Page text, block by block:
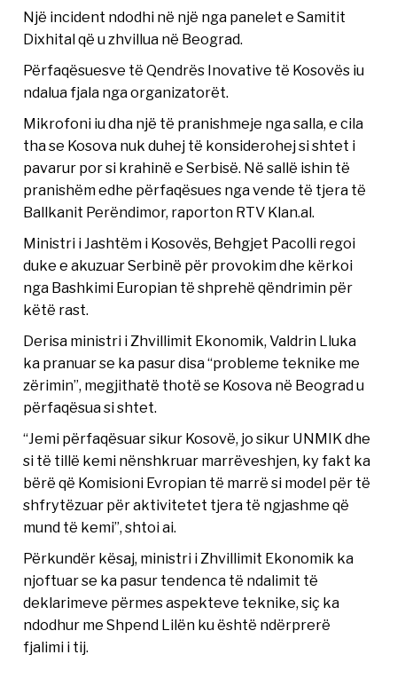
Një incident ndodhi në një nga panelet e Samitit
Dixhital që u zhvillua në Beograd.
Përfaqësuesve të Qendrës Inovative të Kosovës iu
ndalua fjala nga organizatorët.
Mikrofoni iu dha një të pranishmeje nga salla, e cila
tha se Kosova nuk duhej të konsiderohej si shtet i
pavarur por si krahinë e Serbisë. Në sallë ishin të
pranishëm edhe përfaqësues nga vende të tjera të
Ballkanit Perëndimor, raporton RTV Klan.al.
Ministri i Jashtëm i Kosovës, Behgjet Pacolli regoi
duke e akuzuar Serbinë për provokim dhe kërkoi
nga Bashkimi Europian të shprehë qëndrimin për
këtë rast.
Derisa ministri i Zhvillimit Ekonomik, Valdrin Lluka
ka pranuar se ka pasur disa “probleme teknike me
zërimin”, megjithatë thotë se Kosova në Beograd u
përfaqësua si shtet.
“Jemi përfaqësuar sikur Kosovë, jo sikur UNMIK dhe
si të tillë kemi nënshkruar marrëveshjen, ky fakt ka
bërë që Komisioni Evropian të marrë si model për të
shfrytëzuar për aktivitetet tjera të ngjashme që
mund të kemi”, shtoi ai.
Përkundër kësaj, ministri i Zhvillimit Ekonomik ka
njoftuar se ka pasur tendenca të ndalimit të
deklarimeve përmes aspekteve teknike, siç ka
ndodhur me Shpend Lilën ku është ndërprerë
fjalimi i tij.